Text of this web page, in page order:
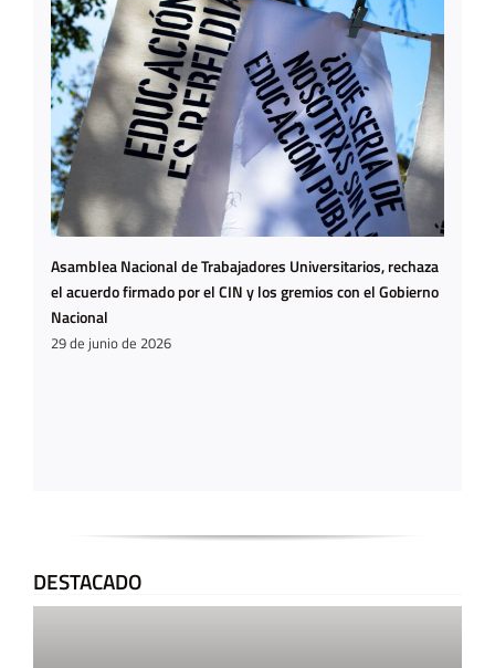
Asamblea Nacional de Trabajadores Universitarios, rechaza
el acuerdo firmado por el CIN y los gremios con el Gobierno
Nacional
29 de junio de 2026
DESTACADO